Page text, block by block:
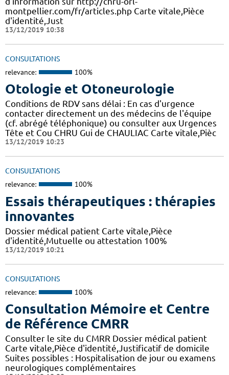
montpellier.com/fr/articles.php Carte vitale,Pièce
d'identité,Just
13/12/2019 10:38
CONSULTATIONS
relevance: 100%
Otologie et Otoneurologie
Conditions de RDV sans délai : En cas d'urgence
contacter directement un des médecins de l'équipe
(cf. abrégé téléphonique) ou consulter aux Urgences
Tête et Cou CHRU Gui de CHAULIAC Carte vitale,Pièc
13/12/2019 10:23
CONSULTATIONS
relevance: 100%
Essais thérapeutiques : thérapies
innovantes
Dossier médical patient Carte vitale,Pièce
d'identité,Mutuelle ou attestation 100%
13/12/2019 10:21
CONSULTATIONS
relevance: 100%
Consultation Mémoire et Centre
de Référence CMRR
Consulter le site du CMRR Dossier médical patient
Carte vitale,Pièce d'identité,Justificatif de domicile
Suites possibles : Hospitalisation de jour ou examens
neurologiques complémentaires